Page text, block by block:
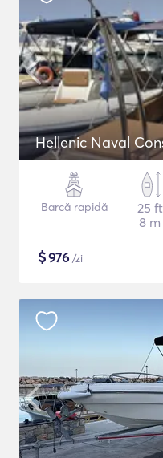
Hellenic Naval
Barcă rapidă
25 ft
8 m
$976 /zi